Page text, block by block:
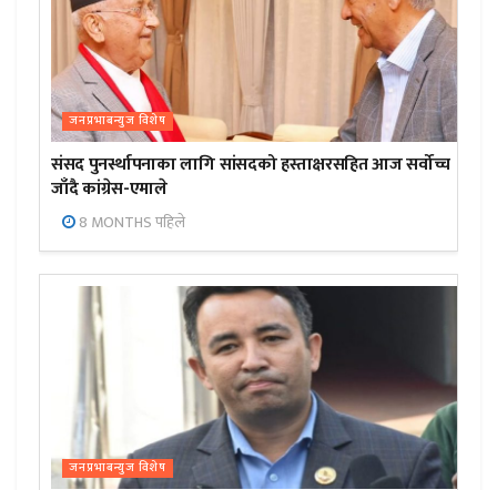
जनप्रभाबन्युज विशेष
संसद पुनर्स्थापनाका लागि सांसदको हस्ताक्षरसहित आज सर्वोच्च
जाँदै कांग्रेस-एमाले
8 MONTHS पहिले
जनप्रभाबन्युज विशेष